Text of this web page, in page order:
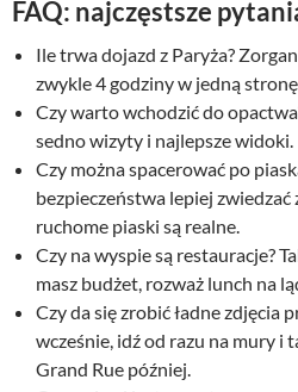
FAQ: najczęstsze
Ile trwa dojazd z Paryża?
zwykle 4 godziny w jedną
Czy warto wchodzić do
sedno wizyty i najlepsze widoki.
Czy można spacerować po
bezpieczeństwa lepiej
ruchome piaski są realne.
Czy na wyspie są restauracje?
masz budżet, rozważ lunch na
Czy da się zrobić ładne zdjęcia
wcześnie, idź od razu na mury i
Grand Rue później.